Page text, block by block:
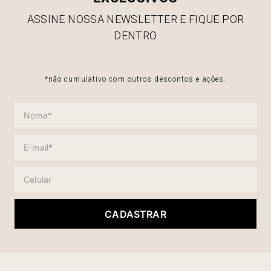
ASSINE NOSSA NEWSLETTER E FIQUE POR
DENTRO
*não cumulativo com outros descontos e ações.
CADASTRAR